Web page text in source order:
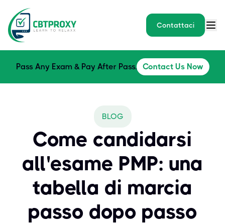
Contattaci
Pass Any Exam & Pay After Pass. Contact Us Now
BLOG
Come candidarsi
all'esame PMP: una
tabella di marcia
passo dopo passo